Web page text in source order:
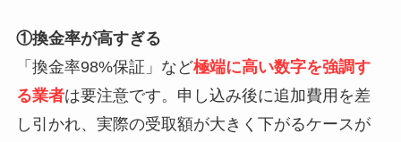
①換金率が高すぎる
「換金率98%保証」など極端に高い数字を強調す
る業者は要注意です。申し込み後に追加費用を差
し引かれ、実際の受取額が大きく下がるケースが